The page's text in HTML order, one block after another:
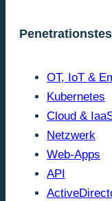
OT, IoT &
Kubernetes
Cloud &
Netzwerk
Web-Apps
API